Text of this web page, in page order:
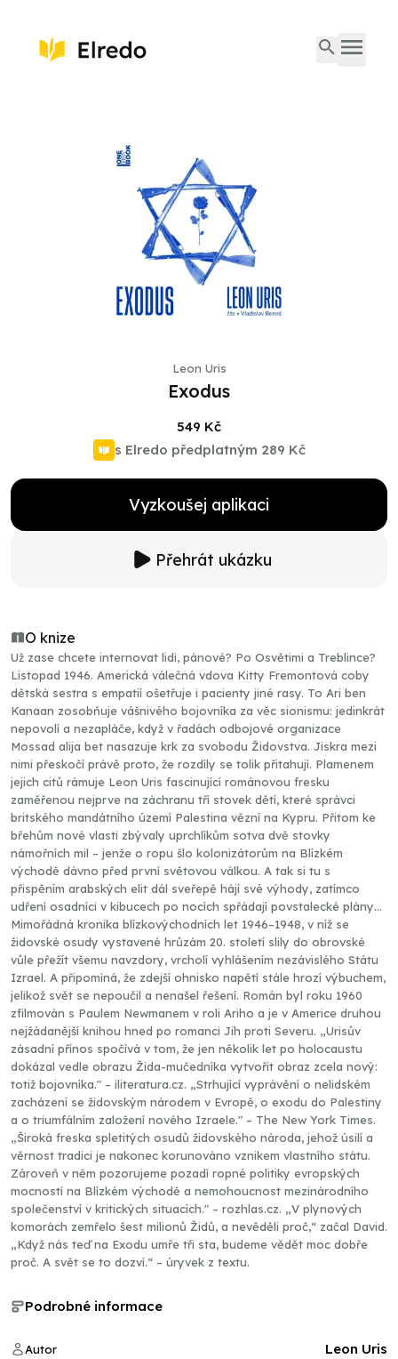
Leon Uris
Exodus
549 Kč
s Elredo předplatným 289 Kč
Vyzkoušej aplikaci
Přehrát ukázku
O knize
Už zase chcete internovat lidi, pánové? Po Osvětimi a Treblince?
Listopad 1946. Americká válečná vdova Kitty Fremontová coby
dětská sestra s empatií ošetřuje i pacienty jiné rasy. To Ari ben
Kanaan zosobňuje vášnivého bojovníka za věc sionismu: jedinkrát
nepovolí a nezapláče, když v řadách odbojové organizace
Mossad alija bet nasazuje krk za svobodu Židovstva. Jiskra mezi
nimi přeskočí právě proto, že rozdíly se tolik přitahují. Plamenem
jejich citů rámuje Leon Uris fascinující románovou fresku
zaměřenou nejprve na záchranu tří stovek dětí, které správci
britského mandátního území Palestina vězní na Kypru. Přitom ke
břehům nové vlasti zbývaly uprchlíkům sotva dvě stovky
námořních mil – jenže o ropu šlo kolonizátorům na Blízkém
východě dávno před první světovou válkou. A tak si tu s
přispěním arabských elit dál sveřepě hájí své výhody, zatímco
udření osadníci v kibucech po nocích spřádají povstalecké plány…
Mimořádná kronika blízkovýchodních let 1946–1948, v níž se
židovské osudy vystavené hrůzám 20. století slily do obrovské
vůle přežít všemu navzdory, vrcholí vyhlášením nezávislého Státu
Izrael. A připomíná, že zdejší ohnisko napětí stále hrozí výbuchem,
jelikož svět se nepoučil a nenašel řešení. Román byl roku 1960
zfilmován s Paulem Newmanem v roli Ariho a je v Americe druhou
nejžádanější knihou hned po romanci Jih proti Severu. „Urisův
zásadní přínos spočívá v tom, že jen několik let po holocaustu
dokázal vedle obrazu Žida-mučedníka vytvořit obraz zcela nový:
totiž bojovníka." – iliteratura.cz. „Strhující vyprávění o nelidském
zacházení se židovským národem v Evropě, o exodu do Palestiny
a o triumfálním založení nového Izraele." – The New York Times.
„Široká freska spletitých osudů židovského národa, jehož úsilí a
věrnost tradici je nakonec korunováno vznikem vlastního státu.
Zároveň v něm pozorujeme pozadí ropné politiky evropských
mocností na Blízkém východě a nemohoucnost mezinárodního
společenství v kritických situacích." – rozhlas.cz. „V plynových
komorách zemřelo šest milionů Židů, a nevěděli proč,“ začal David.
„Když nás teď na Exodu umře tři sta, budeme vědět moc dobře
proč. A svět se to dozví.“ – úryvek z textu.
Podrobné informace
Autor Leon Uris